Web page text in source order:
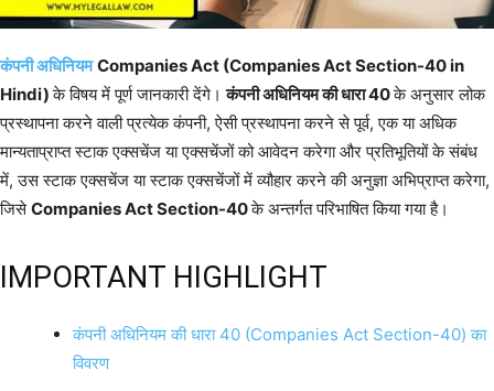
कंपनी अधिनियम Companies Act (Companies Act Section-40 in
Hindi)के विषय में पूर्ण जानकारी देंगे।कंपनी अधिनियम की धारा 40के अनुसार लोक
प्रस्थापना करने वाली प्रत्येक कंपनी, ऐसी प्रस्थापना करने से पूर्व, एक या अधिक
मान्यताप्राप्त स्टाक एक्सचेंज या एक्सचेंजों को आवेदन करेगा और प्रतिभूतियों के संबंध
में, उस स्टाक एक्सचेंज या स्टाक एक्सचेंजों में व्यौहार करने की अनुज्ञा अभिप्राप्त करेगा,
जिसेCompanies Act Section-40के अन्तर्गत परिभाषित किया गया है।
IMPORTANT HIGHLIGHT
कंपनी अधिनियम की धारा 40 (Companies Act Section-40) का
विवरण